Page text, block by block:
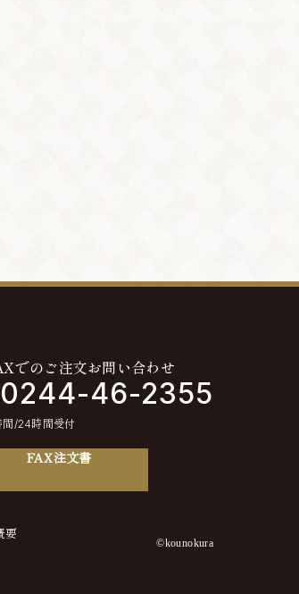
でのご注文お問い合わせ
0244-46-2355
間/24時間受付
FAX注文書
要
©kounokura